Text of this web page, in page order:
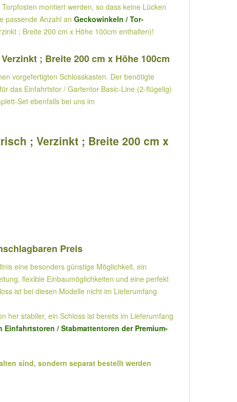
montiert werden, so dass keine Lücken
passende Anzahl an Geckowinkeln / Tor-
; Breite 200 cm x Höhe 100cm enthalten)!
; Breite 200 cm x Höhe 100cm
vorgefertigten Schlosskasten. Der benötigte
das Einfahrtstor / Gartentor Basic-Line (2-flügelig)
Set ebenfalls bei uns im
; Verzinkt ; Breite 200 cm x
Preis
eine besonders günstige Möglichkeit, ein
flexible Einbaumöglichkeiten und eine perfekt
ist bei diesen Modelle nicht im Lieferumfang
her stabiler, ein Schloss ist bereits im Lieferumfang
Einfahrtstoren / Stabmattentoren der Premium-
sind, sondern separat bestellt werden